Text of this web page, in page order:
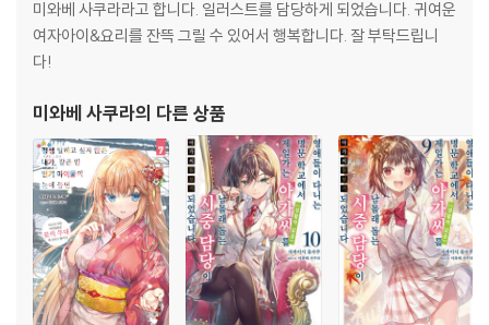
미와베 사쿠라라고 합니다. 일러스트를 담당하게 되었습니다. 귀여운
여자아이&요리를 잔뜩 그릴 수 있어서 행복합니다. 잘 부탁드립니
다!
미와베 사쿠라의 다른 상품